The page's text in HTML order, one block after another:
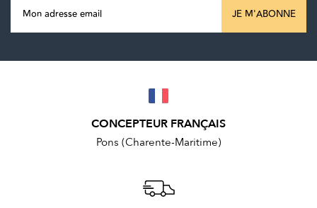
JE M'ABONNE
CONCEPTEUR FRANÇAIS
Pons (Charente-Maritime)